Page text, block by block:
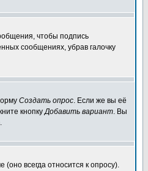
чтобы подпись
сообщениях, убрав галочку
Создать опрос. Если же вы её
кнопкуДобавить вариант. Вы
всегда относится к опросу).